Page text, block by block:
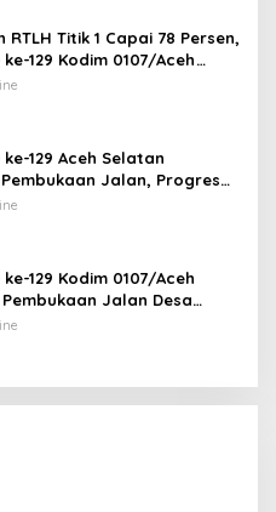
RTLH Titik 1 Capai 78 Persen,
129 Kodim 0107/Aceh
129 Aceh Selatan
Jalan, Progres
129 Kodim 0107/Aceh
Jalan Desa